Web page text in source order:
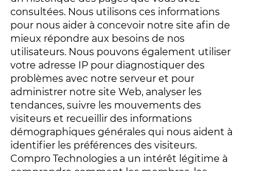
consultées. Nous utilisons ces informations
pour nous aider à concevoir notre site afin de
mieux répondre aux besoins de nos
utilisateurs. Nous pouvons également utiliser
votre adresse IP pour diagnostiquer des
problèmes avec notre serveur et pour
administrer notre site Web, analyser les
tendances, suivre les mouvements des
visiteurs et recueillir des informations
démographiques générales qui nous aident à
identifier les préférences des visiteurs.
Compro Technologies a un intérêt légitime à